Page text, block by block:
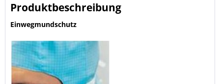
Produktbeschreibung
Einwegmundschutz